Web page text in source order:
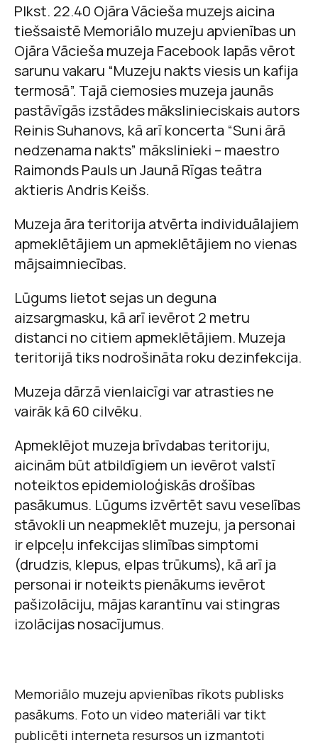
Plkst. 22.40 Ojāra Vācieša muzejs aicina
tiešsaistē Memoriālo muzeju apvienības un
Ojāra Vācieša muzeja Facebook lapās vērot
sarunu vakaru “Muzeju nakts viesis un kafija
termosā”. Tajā ciemosies muzeja jaunās
pastāvīgās izstādes mākslinieciskais autors
Reinis Suhanovs, kā arī koncerta “Suni ārā
nedzenama nakts” mākslinieki – maestro
Raimonds Pauls un Jaunā Rīgas teātra
aktieris Andris Keišs.
Muzeja āra teritorija atvērta individuālajiem
apmeklētājiem un apmeklētājiem no vienas
mājsaimniecības.
Lūgums lietot sejas un deguna
aizsargmasku, kā arī ievērot 2 metru
distanci no citiem apmeklētājiem. Muzeja
teritorijā tiks nodrošināta roku dezinfekcija.
Muzeja dārzā vienlaicīgi var atrasties ne
vairāk kā 60 cilvēku.
Apmeklējot muzeja brīvdabas teritoriju,
aicinām būt atbildīgiem un ievērot valstī
noteiktos epidemioloģiskās drošības
pasākumus. Lūgums izvērtēt savu veselības
stāvokli un neapmeklēt muzeju, ja personai
ir elpceļu infekcijas slimības simptomi
(drudzis, klepus, elpas trūkums), kā arī ja
personai ir noteikts pienākums ievērot
pašizolāciju, mājas karantīnu vai stingras
izolācijas nosacījumus.
Memoriālo muzeju apvienības rīkots publisks
pasākums. Foto un video materiāli var tikt
publicēti interneta resursos un izmantoti